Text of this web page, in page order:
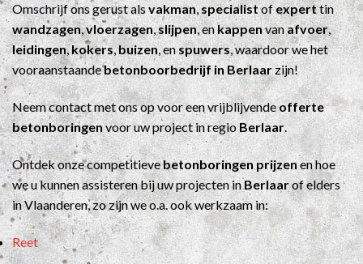
Omschrijf ons gerust alsvakman,specialistofexperttin
wandzagen,vloerzagen,slijpen, enkappenvanafvoer,
leidingen,kokers,buizen, enspuwers, waardoor we het
vooraanstaandebetonboorbedrijf in Berlaar zijn!
Neem contact met ons op voor een vrijblijvendeofferte
betonboringenvoor uw project in regio Berlaar.
Ontdek onze competitievebetonboringen prijzenen hoe
we u kunnen assisteren bij uw projecten inBerlaarof elders
in Vlaanderen, zo zijn we o.a. ook werkzaam in:
Reet